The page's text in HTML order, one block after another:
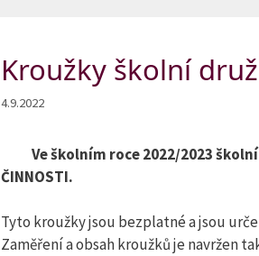
Kroužky školní
4.9.2022
Ve školním roce 2022/2023
ČINNOSTI.
Tyto kroužky jsou bezplatné a jsou
Zaměření a obsah kroužků je navržen